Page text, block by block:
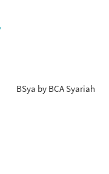
BSya by BCA Syariah